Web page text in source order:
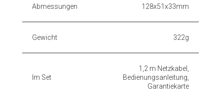
Abmessungen 128x51x33mm
Gewicht 322g
Im Set
1,2 m Netzkabel,
Bedienungsanleitung,
Garantiekarte